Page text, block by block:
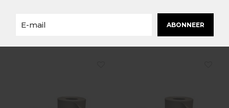
ABONNEER
meter - Grijs
Leadax - 33 cm x 6 meter